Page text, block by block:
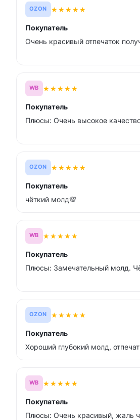
OZON ★★★★★
Покупатель
Очень красивый отпечаток
WB ★★★★★
Покупатель
Плюсы: Очень высокое
OZON ★★★★★
Покупатель
чёткий молд💯
WB ★★★★★
Покупатель
Плюсы: Замечательный молд.
OZON ★★★★★
Покупатель
Хороший глубокий молд,
WB ★★★★★
Покупатель
Плюсы: Очень красивый, жаль